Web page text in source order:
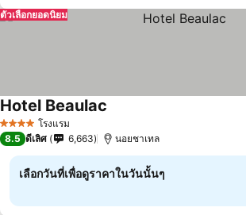
ตัวเลือกยอดนิยม
4 ดาว โรงแรม
Hotel Beaulac
8.5 ดีเลิศ 6,663 นอยชาเทล
เลือกวันที่เพื่อดูราคาในวันนั้นๆ